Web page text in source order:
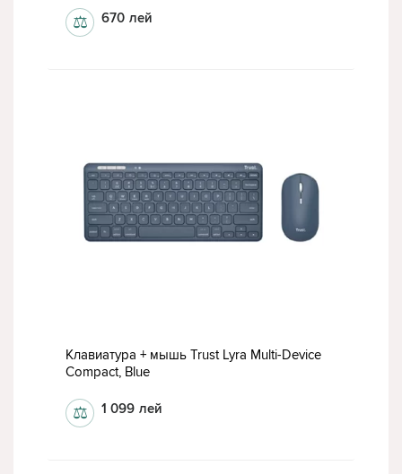
670 лей
⚖
Клавиатура + мышь Trust Lyra Multi-Device
Compact, Blue
1 099 лей
⚖